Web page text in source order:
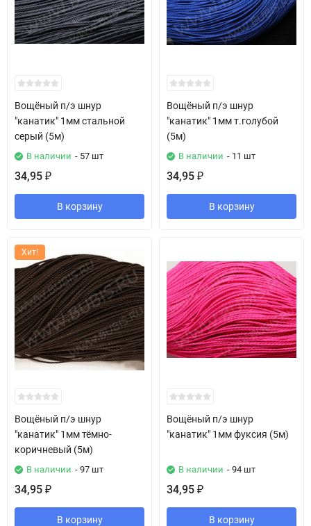
Вощёный п/э шнур
"канатик" 1мм стальной
серый (5м)
В наличии - 57 шт
34,95 ₽
В корзину
Вощёный п/э шнур
"канатик" 1мм т.голубой
(5м)
В наличии - 11 шт
34,95 ₽
В корзину
Хит!
Вощёный п/э шнур
"канатик" 1мм тёмно-
коричневый (5м)
В наличии - 97 шт
34,95 ₽
В корзину
Вощёный п/э шнур
"канатик" 1мм фуксия (5м)
В наличии - 94 шт
34,95 ₽
В корзину